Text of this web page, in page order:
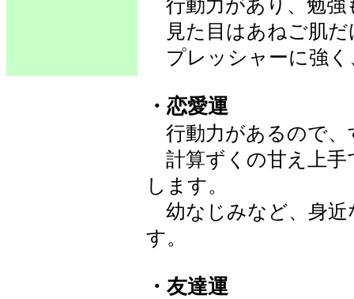
行動力があり、勉強
見た目はあねご肌だ
プレッシャーに強く
・恋愛運
行動力があるので、
計算ずくの甘え上手
します。
幼なじみなど、身近
す。
・友達運